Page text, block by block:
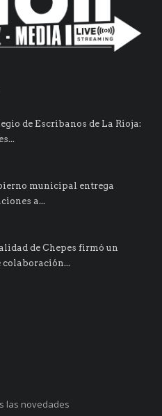
de Escribanos de La Rioja:
municipal entrega
a...
de Chepes firmó un
colaboración...
las novedades